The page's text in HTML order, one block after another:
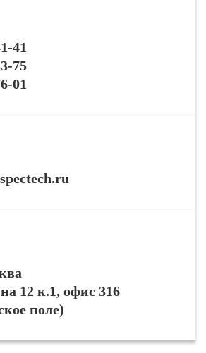
41
75
01
12 к.1, офис 316
поле)